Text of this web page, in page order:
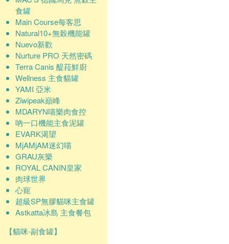
食罐
Main Course每客思
Natural10+無榖機能罐
Nuevo新歡
Nurture PRO 天然密碼
Terra Canis 醍菈鮮廚
Wellness 主食貓罐
YAMI 亞米
Ziwipeak巔峰
MDARYN喵樂肉食控
吶一口機能主食泥罐
EVARK渴望
MjAMjAM迷幻喵
GRAU灰樂
ROYAL CANIN皇家
肉球世界
心寵
超級SP無膠貓咪主食罐
Astkatta冰島 主食餐包
【貓咪-副食罐】